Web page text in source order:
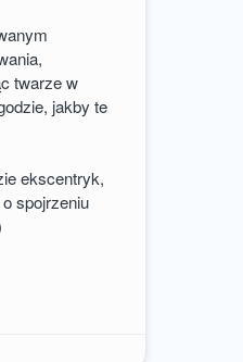
twarze w
jakby te
ekscentryk,
spojrzeniu